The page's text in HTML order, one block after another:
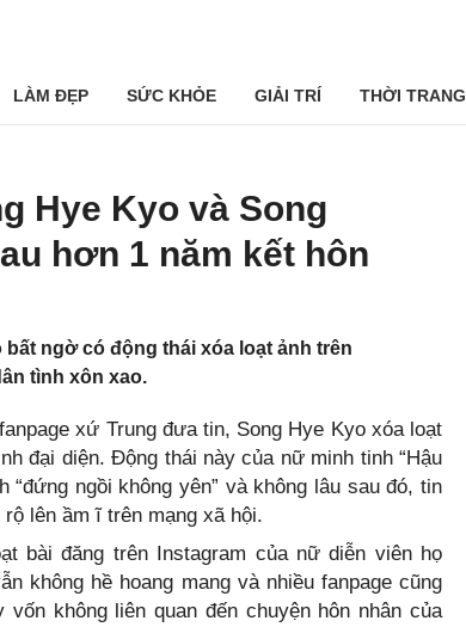
LÀM ĐẸP SỨC KHỎE GIẢI TRÍ THỜI TRANG
Hye Kyo và Song
hơn 1 năm kết hôn
bất ngờ có động thái xóa loạt ảnh trên
tình xôn xao.
xứ Trung đưa tin, Song Hye Kyo xóa loạt
đại diện. Động thái này của nữ minh tinh “Hậu
“đứng ngồi không yên” và không lâu sau đó, tin
lên ầm ĩ trên mạng xã hội.
bài đăng trên Instagram của nữ diễn viên họ
không hề hoang mang và nhiều fanpage cũng
không liên quan đến chuyện hôn nhân của